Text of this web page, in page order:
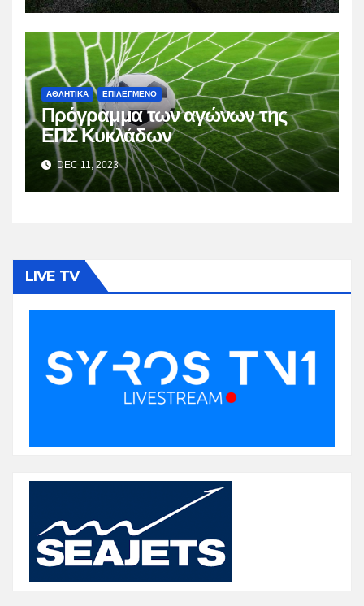
ΑΘΛΗΤΙΚΑ ΕΠΙΛΕΓΜΕΝΟ
Πρόγραμμα των αγώνων της
ΕΠΣ Κυκλάδων
DEC 11, 2023
LIVE TV